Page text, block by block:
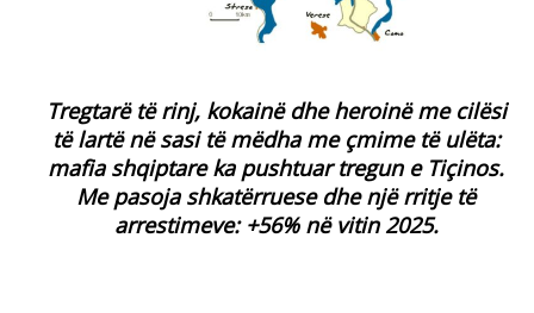
Tregtarë të rinj, kokainë dhe heroinë me cilësi
të lartë në sasi të mëdha me çmime të ulëta:
mafia shqiptare ka pushtuar tregun e Tiçinos.
Me pasoja shkatërruese dhe një rritje të
arrestimeve: +56% në vitin 2025.